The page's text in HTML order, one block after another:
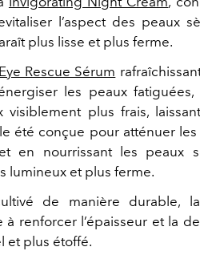
l’aspect des peaux
plus lisse et plus ferme.
Eye Rescue Sérum
les peaux fatiguées,
plus frais,
été conçue pour atténuer
en nourrissant les peaux
lumineux et plus ferme.
de manière durable,
à renforcer l’épaisseur et la
et plus étoffé.